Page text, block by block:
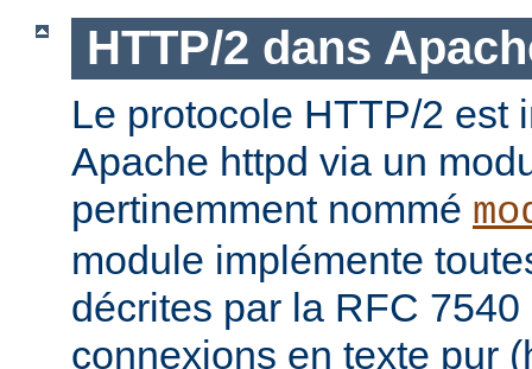
HTTP/2 dans
Le protocole HTTP/2 est
Apache httpd via un
pertinemment nommé
module implémente
décrites par la RFC
connexions en texte pur